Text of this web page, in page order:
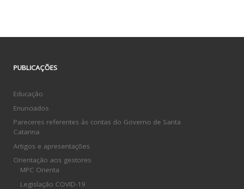
PUBLICAÇÕES
Educação
Enunciados
Pareceres referentes às contas do Governo de Santa
Catarina
Artigos e apresentações
Orientação aos gestores
MPC Orienta
Legislação COVID-19